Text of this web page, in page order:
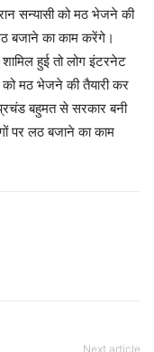
सन्यासी को मठ भेजने की
बजाने का काम करेंगे।
हुई तो लोग इंटरनेट
को मठ भेजने की तैयारी कर
बहुमत से सरकार बनी
पर लठ बजाने का काम
Next article